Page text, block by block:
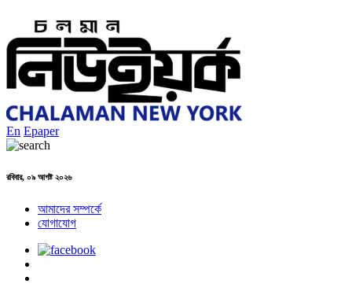
En Epaper
রবিবার, ০৯ আগষ্ট ২০২৬
আমাদের সম্পর্কে
যোগাযোগ